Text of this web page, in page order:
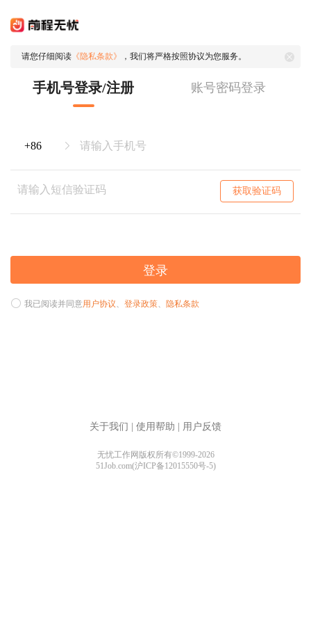
请您仔细阅读 《隐私条款》 ，我们将严格按照协议为您服务。
手机号登录/注册 账号密码登录
获取验证码
登录
我已阅读并同意用户协议、 登录政策、 隐私条款
关于我们 使用帮助 用户反馈
无忧工作网版权所有©1999-2026
51Job.com(沪ICP备12015550号-5)